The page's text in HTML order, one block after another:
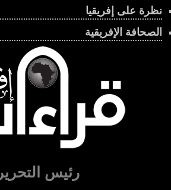
نظرة على إفريقيا
الصحافة الإفريقية
رئيس التحرير